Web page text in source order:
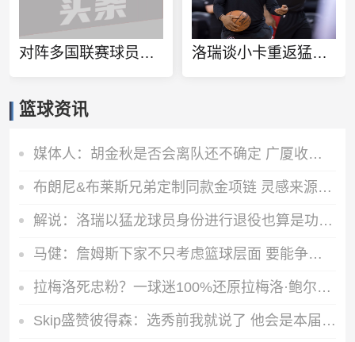
对阵多国联赛球员！徐杰和张博源相约美国高质量野球局 洛瑞谈小卡重返猛龙：球队想再夺一个冠军 这一切都将从小卡开始
篮球资讯
媒体人：胡金秋是否会离队还不确定 广厦收到一些报价 且金额不低
布朗尼&布莱斯兄弟定制同款金项链 灵感来源于兄弟之情
解说：洛瑞以猛龙球员身份进行退役也算是功成身退、落叶归根了
马健：詹姆斯下家不只考虑篮球层面 要能争冠&薪资合适&跟老板熟
拉梅洛死忠粉？一球迷100%还原拉梅洛·鲍尔的满背纹身
Skip盛赞彼得森：选秀前我就说了 他会是本届最强球员